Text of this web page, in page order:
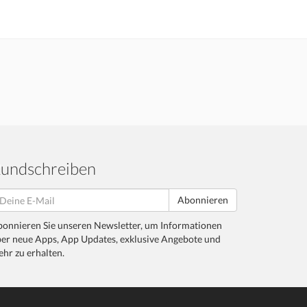
Abonnieren
Sie unseren Newsletter, um Informationen
neue Apps, App Updates, exklusive Angebote und
zu erhalten.